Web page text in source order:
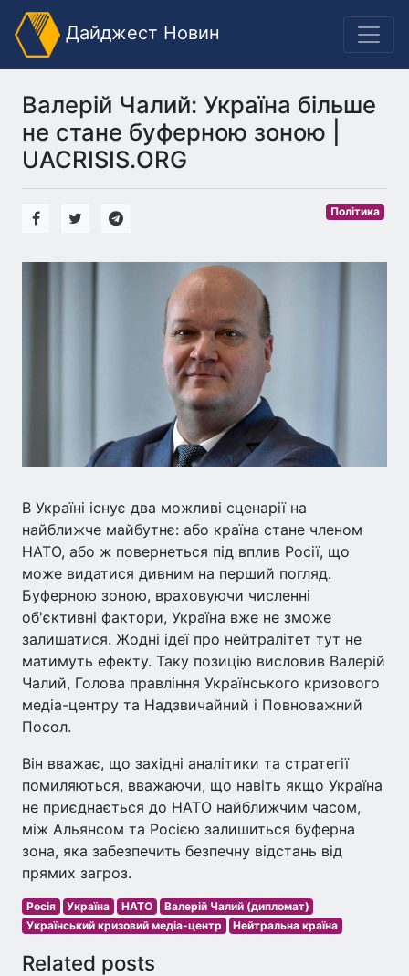
Дайджест Новин
Валерій Чалий: Україна більше
не стане буферною зоною |
UACRISIS.ORG
Політика
В Україні існує два можливі сценарії на
найближче майбутнє: або країна стане членом
НАТО, або ж повернеться під вплив Росії, що
може видатися дивним на перший погляд.
Буферною зоною, враховуючи численні
об'єктивні фактори, Україна вже не зможе
залишатися. Жодні ідеї про нейтралітет тут не
матимуть ефекту. Таку позицію висловив Валерій
Чалий, Голова правління Українського кризового
медіа-центру та Надзвичайний і Повноважний
Посол.
Він вважає, що західні аналітики та стратегії
помиляються, вважаючи, що навіть якщо Україна
не приєднається до НАТО найближчим часом,
між Альянсом та Росією залишиться буферна
зона, яка забезпечить безпечну відстань від
прямих загроз.
Росія Україна НАТО
Валерій Чалий (дипломат)
Український кризовий медіа-центр
Нейтральна країна
Related posts